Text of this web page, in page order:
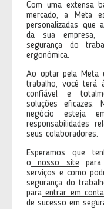
Com uma extensa
mercado, a Meta
personalizadas que
da sua empresa,
segurança do
ergonômica.
Ao optar pela Meta
trabalho, você terá
confiável e
soluções
negócio esteja
responsabilidades
seus colaboradores.
Esperamos que
o nosso site
serviços e como
segurança do
para entrar em
de sucesso em